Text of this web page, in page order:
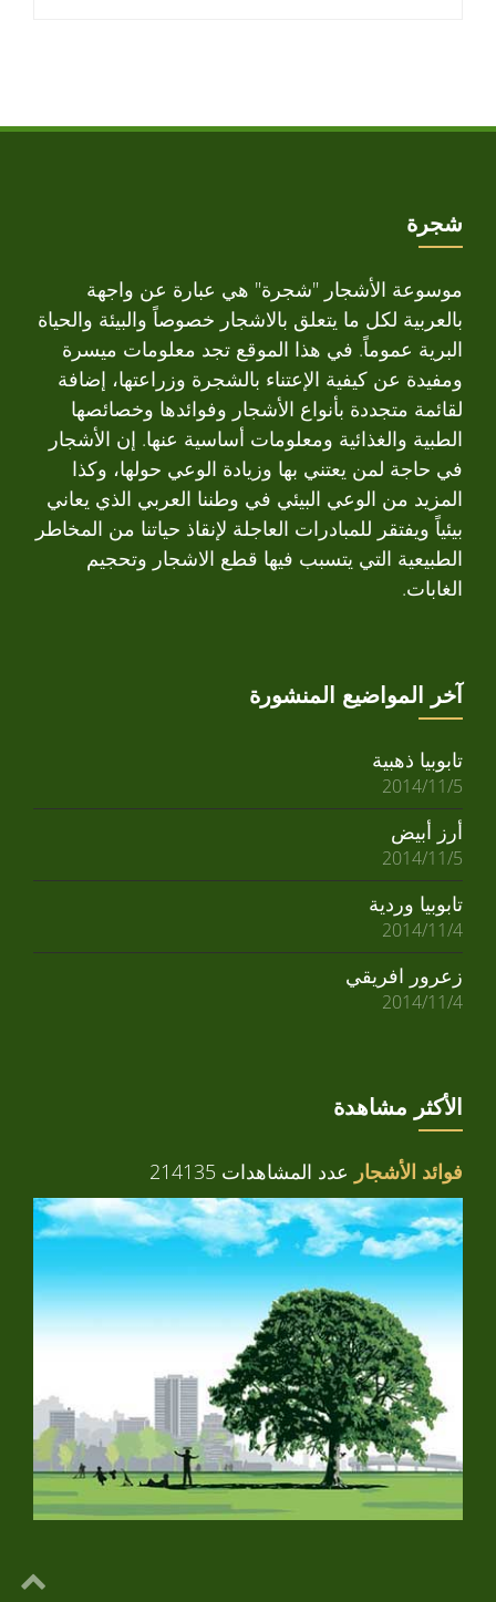
شجرة
موسوعة الأشجار "شجرة" هي عبارة عن واجهة
بالعربية لكل ما يتعلق بالاشجار خصوصاً والبيئة والحياة
البرية عموماً. في هذا الموقع تجد معلومات ميسرة
ومفيدة عن كيفية الإعتناء بالشجرة وزراعتها، إضافة
لقائمة متجددة بأنواع الأشجار وفوائدها وخصائصها
الطبية والغذائية ومعلومات أساسية عنها. إن الأشجار
في حاجة لمن يعتني بها وزيادة الوعي حولها، وكذا
المزيد من الوعي البيئي في وطننا العربي الذي يعاني
بيئياً ويفتقر للمبادرات العاجلة لإنقاذ حياتنا من المخاطر
الطبيعية التي يتسبب فيها قطع الاشجار وتحجيم
الغابات.
آخر المواضيع المنشورة
تابوبيا ذهبية
2014/11/5
أرز أبيض
2014/11/5
تابوبيا وردية
2014/11/4
زعرور افريقي
2014/11/4
الأكثر مشاهدة
فوائد الأشجار عدد المشاهدات 214135